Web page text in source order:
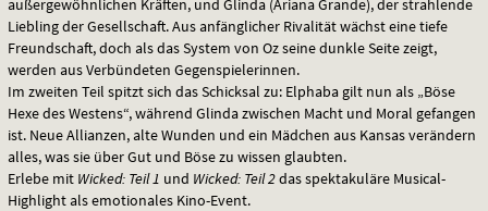
Liebling der Gesellschaft. Aus anfänglicher Rivalität wächst eine tiefe
Freundschaft, doch als das System von Oz seine dunkle Seite zeigt,
werden aus Verbündeten Gegenspielerinnen.
Im zweiten Teil spitzt sich das Schicksal zu: Elphaba gilt nun als „Böse
Hexe des Westens“, während Glinda zwischen Macht und Moral gefangen
ist. Neue Allianzen, alte Wunden und ein Mädchen aus Kansas verändern
alles, was sie über Gut und Böse zu wissen glaubten.
Erlebe mit Wicked: Teil 1 und Wicked: Teil 2das spektakuläre Musical-
Highlight als emotionales Kino-Event.